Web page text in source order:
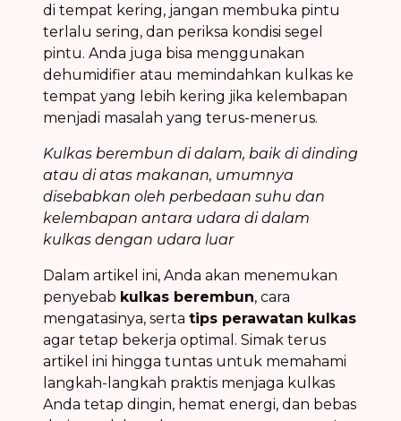
di tempat kering, jangan membuka pintu
terlalu sering, dan periksa kondisi segel
pintu. Anda juga bisa menggunakan
dehumidifier atau memindahkan kulkas ke
tempat yang lebih kering jika kelembapan
menjadi masalah yang terus-menerus.
Kulkas berembun di dalam, baik di dinding
atau di atas makanan, umumnya
disebabkan oleh perbedaan suhu dan
kelembapan antara udara di dalam
kulkas dengan udara luar
Dalam artikel ini, Anda akan menemukan
penyebab kulkas berembun, cara
mengatasinya, serta tips perawatan kulkas
agar tetap bekerja optimal. Simak terus
artikel ini hingga tuntas untuk memahami
langkah-langkah praktis menjaga kulkas
Anda tetap dingin, hemat energi, dan bebas